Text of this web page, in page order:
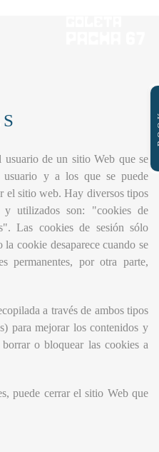
usuario de un sitio Web que se
usuario y a los que se puede
el sitio web. Hay diversos tipos
y utilizados son: "cookies de
Las cookies de sesión sólo
cookie desaparece cuando se
permanentes, por otra parte,
a través de ambos tipos
para mejorar los contenidos y
o bloquear las cookies a
puede cerrar el sitio Web que